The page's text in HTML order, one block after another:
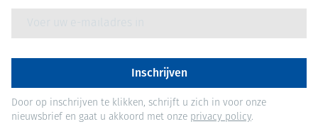
Inschrijven
Door op inschrijven te klikken, schrijft u zich in voor onze
nieuwsbrief en gaat u akkoord met onze privacy policy.